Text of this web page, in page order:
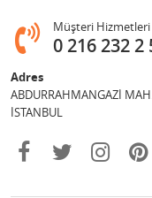
Müşteri Hizmetleri
0 216 232 2
Adres
ABDURRAHMANGAZİ
İSTANBUL